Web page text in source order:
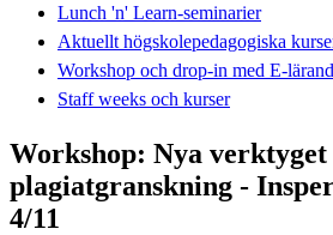
Lunch 'n' Learn-seminarier
Aktuellt högskolepedagogiska
Workshop och drop-in med E-
Staff weeks och kurser
Workshop: Nya
plagiatgranskning -
4/11